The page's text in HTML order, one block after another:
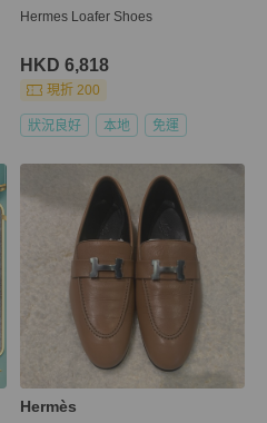
Hermes Loafer Shoes
HKD 6,818
現折 200
狀況良好 本地 免運
Hermès